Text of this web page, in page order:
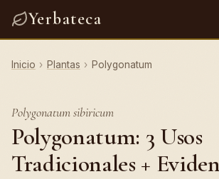
Yerbateca
Inicio › Plantas › Polygonatum
Polygonatum sibiricum
Polygonatum: 3 Usos
Tradicionales +